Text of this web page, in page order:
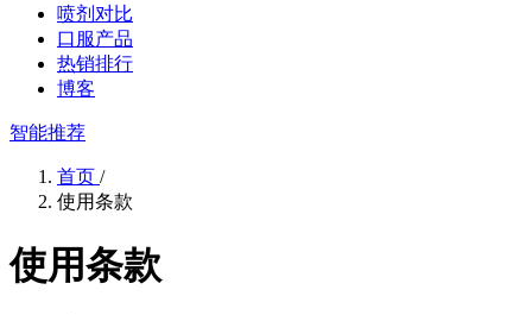
喷剂对比
口服产品
热销排行
博客
智能推荐
首页 /
使用条款
使用条款